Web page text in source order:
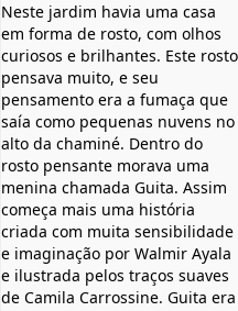
Neste jardim havia uma casa
em forma de rosto, com olhos
curiosos e brilhantes. Este rosto
pensava muito, e seu
pensamento era a fumaça que
saía como pequenas nuvens no
alto da chaminé. Dentro do
rosto pensante morava uma
menina chamada Guita. Assim
começa mais uma história
criada com muita sensibilidade
e imaginação por Walmir Ayala
e ilustrada pelos traços suaves
de Camila Carrossine. Guita era